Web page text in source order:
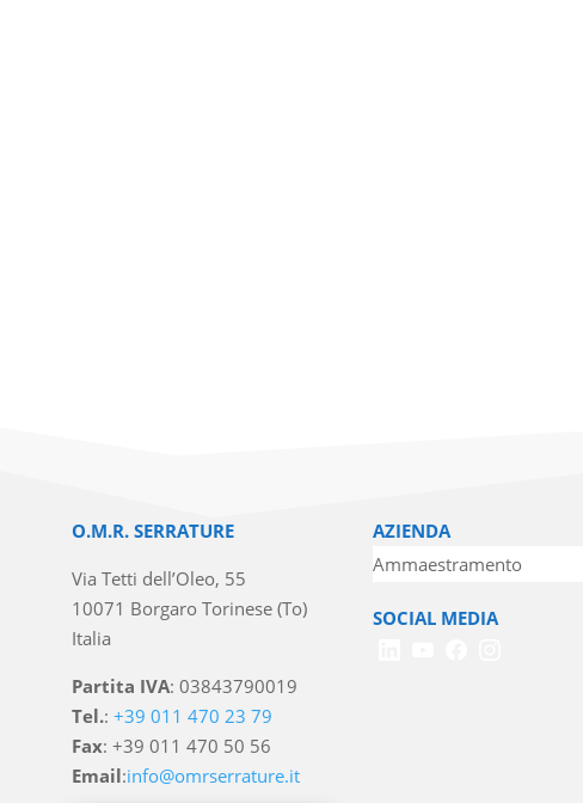
O.M.R. SERRATURE
Via Tetti dell’Oleo, 55
10071 Borgaro Torinese (To)
Italia
Partita IVA: 03843790019
Tel.:+39 011 470 23 79
Fax: +39 011 470 50 56
Email:info@omrserrature.it
AZIENDA
Ammaestramento
SOCIAL MEDIA